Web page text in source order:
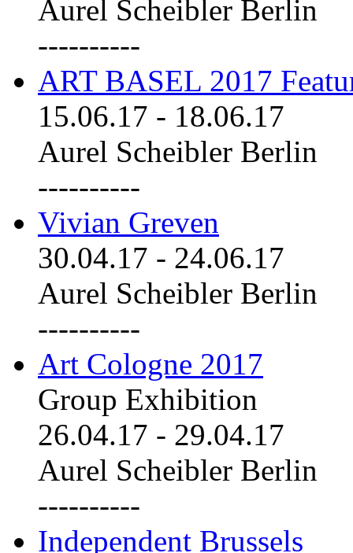
Aurel Scheibler Berlin
----------
ART BASEL 2017
15.06.17 - 18.06.17
Aurel Scheibler Berlin
----------
Vivian Greven
30.04.17 - 24.06.17
Aurel Scheibler Berlin
----------
Art Cologne 2017
Group Exhibition
26.04.17 - 29.04.17
Aurel Scheibler Berlin
----------
Independent Brussels